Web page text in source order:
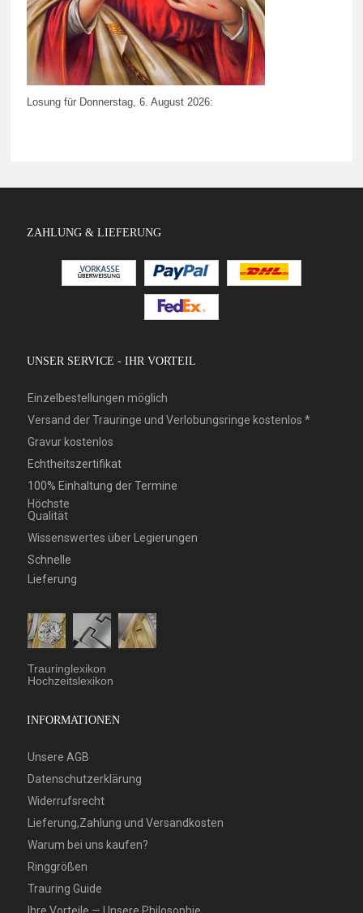
Losung für Donnerstag, 6. August 2026:
ZAHLUNG & LIEFERUNG
UNSER SERVICE - IHR VORTEIL
Einzelbestellungen möglich
Versand der Trauringe und Verlobungsringe kostenlos *
Gravur kostenlos
Echtheitszertifikat
100% Einhaltung der Termine
Höchste
Qualität
Wissenswertes über Legierungen
Schnelle
Lieferung
Trauringlexikon
Hochzeitslexikon
INFORMATIONEN
Unsere AGB
Datenschutzerklärung
Widerrufsrecht
Lieferung,Zahlung und Versandkosten
Warum bei uns kaufen?
Ringgrößen
Trauring Guide